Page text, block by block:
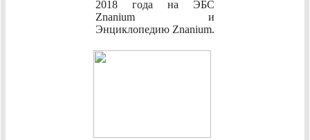
2018 года на ЭБС
Znanium и
Энциклопедию Znanium.